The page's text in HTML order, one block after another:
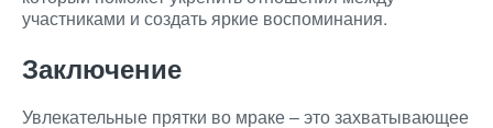
участниками и создать яркие воспоминания.
Заключение
Увлекательные прятки во мраке – это захватывающее